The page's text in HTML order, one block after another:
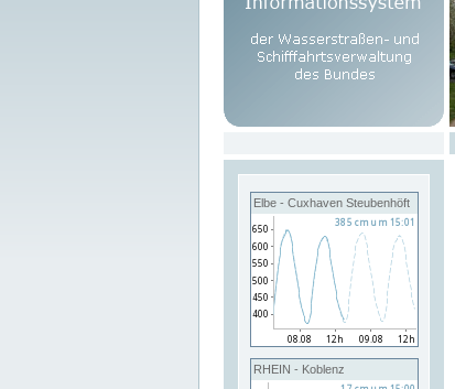
Elbe - Cuxhaven Steubenhöft
RHEIN - Koblenz